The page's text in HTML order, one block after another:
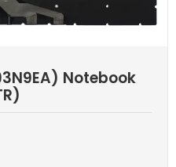
Notebook